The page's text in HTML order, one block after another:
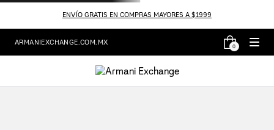
ENVÍO GRATIS EN COMPRAS MAYORES A $1999
ARMANIEXCHANGE.COM.MX 0